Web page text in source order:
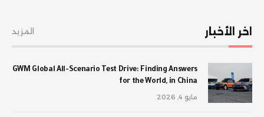
اخر الأخبار المزيد
GWM Global All-Scenario Test Drive: Finding Answers
for the World, in China
مايو 4, 2026